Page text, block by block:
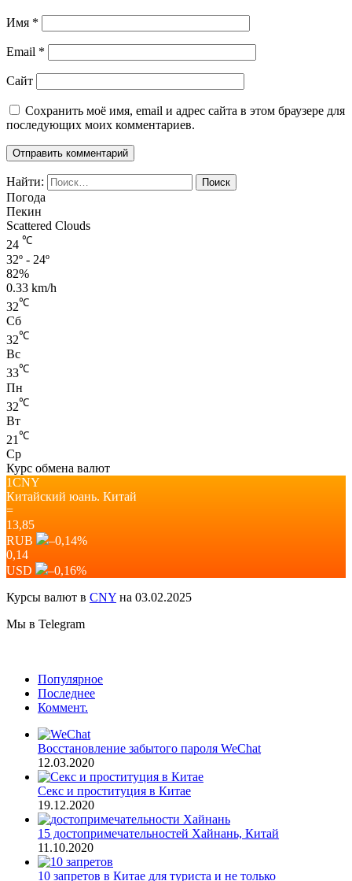
Имя *
Email *
Сайт
Сохранить моё имя, email и адрес сайта в этом браузере для
последующих моих комментариев.
Найти:
Погода
Пекин
Scattered Clouds
24 ℃
32º - 24º
82%
0.33 km/h
32℃
Сб
32℃
Вс
33℃
Пн
32℃
Вт
21 ℃
Ср
Курс обмена валют
1CNY
Китайский юань. Китай
=
13,85
RUB
–0,14%
0,14
USD
–0,16%
Курсы валют в CNY на 03.02.2025
Мы в Telegram
Популярное
Последнее
Коммент.
Восстановление забытого пароля WeChat
12.03.2020
Секс и проституция в Китае
19.12.2020
15 достопримечательностей Хайнань, Китай
11.10.2020
10 запретов в Китае для туриста и не только